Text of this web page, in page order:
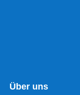
Über uns